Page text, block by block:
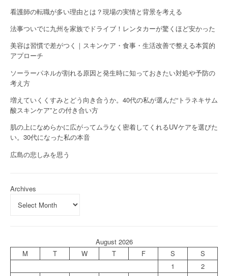
看護師の転職が多い理由とは？現場の実情と背景を考える
法事ついでに九州を家族でドライブ！レンタカーが驚くほど安かった
美容は習慣で差がつく｜スキンケア・食事・生活改善で整える本質的
アプローチ
ソーラーパネルが割れる原因と発生時に知っておきたい対処や予防の
考え方
増えていくくすみとどう向き合うか。40代の私が選んだ“トラネキサム
酸スキンケア”との付き合い方
肌の上になめらかに広がってムラなく密着してくれるUVケアを選びた
い。30代になった私の本音
広島の悲しみを思う
Archives
August 2026
M
T W T F S
S
1
2